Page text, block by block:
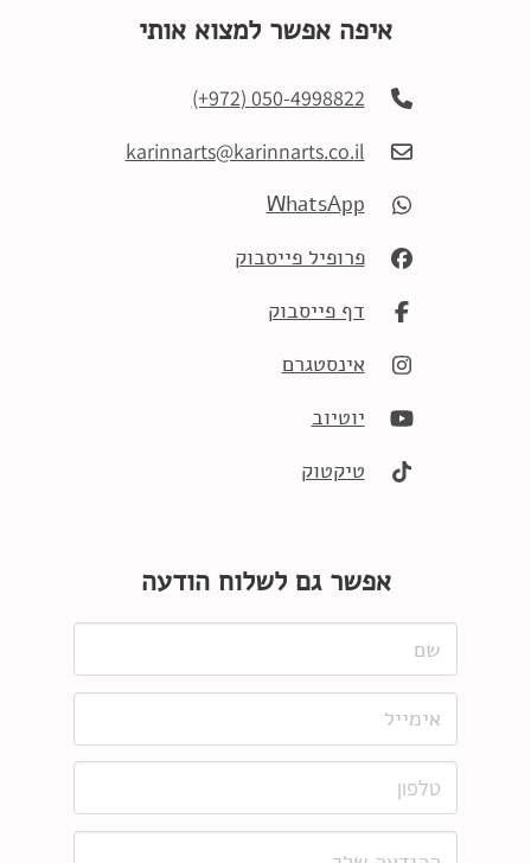
איפה אפשר למצוא אותי
050-4998822
(97
2+)
karinnarts@karinnarts.co.il
WhatsApp
פרופיל פייסבוק
דף פייסבוק
אינסטגרם
יוטיוב
טיקטוק
אפשר גם לשלוח הודעה